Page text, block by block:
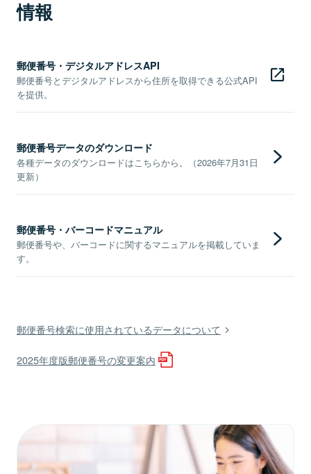
情報
郵便番号・デジタルアドレスAPI
郵便番号とデジタルアドレスから住所を取得できる公式API
を提供。
郵便番号データのダウンロード
各種データのダウンロードはこちらから。（2026年7月31日
更新）
郵便番号・バーコードマニュアル
郵便番号や、バーコードに関するマニュアルを掲載していま
す。
郵便番号検索に使用されているデータについて
2025年度版郵便番号の変更案内